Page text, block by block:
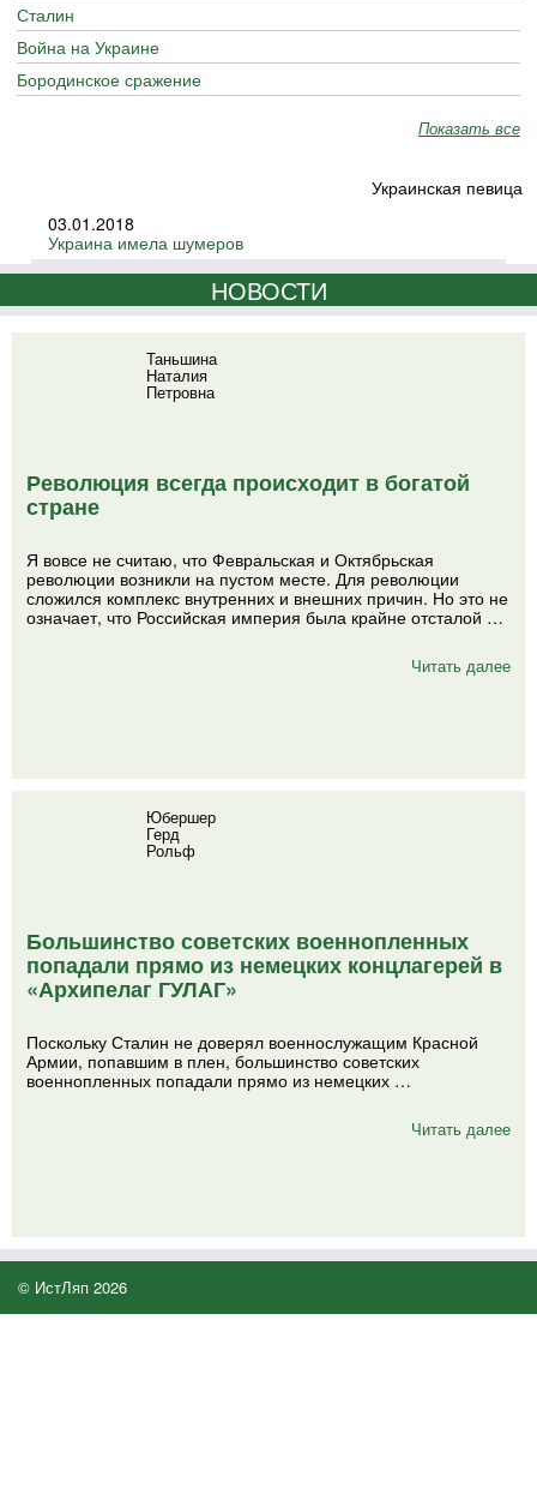
Сталин
Война на Украине
Бородинское сражение
Показать все
Украинская певица
03.01.2018
Украина имела шумеров
НОВОСТИ
Таньшина
Наталия
Петровна
Революция всегда происходит в богатой
стране
Я вовсе не считаю, что Февральская и Октябрьская
революции возникли на пустом месте. Для революции
сложился комплекс внутренних и внешних причин. Но это не
означает, что Российская империя была крайне отсталой …
Читать далее
Юбершер
Герд
Рольф
Большинство советских военнопленных
попадали прямо из немецких концлагерей в
«Архипелаг ГУЛАГ»
Поскольку Сталин не доверял военнослужащим Красной
Армии, попавшим в плен, большинство советских
военнопленных попадали прямо из немецких …
Читать далее
© ИстЛяп 2026